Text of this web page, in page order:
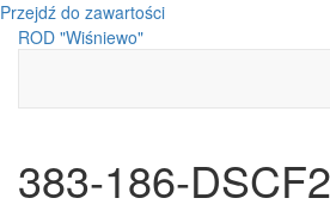
Przejdź do zawartości
ROD "Wiśniewo"
383-186-